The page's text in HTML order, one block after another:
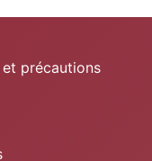
précautions